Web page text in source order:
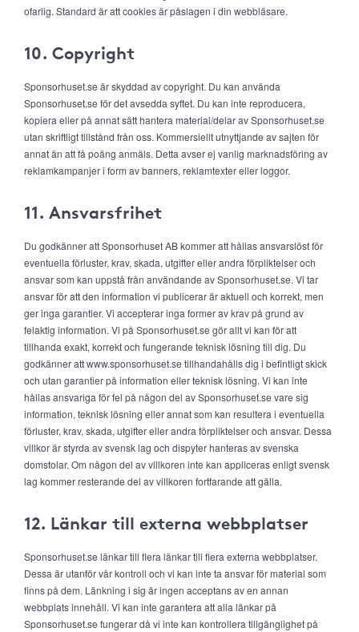
ofarlig. Standard är att cookies är påslagen i din webbläsare.
10. Copyright
Sponsorhuset.se är skyddad av copyright. Du kan använda
Sponsorhuset.se för det avsedda syftet. Du kan inte reproducera,
kopiera eller på annat sätt hantera material/delar av Sponsorhuset.se
utan skriftligt tillstånd från oss. Kommersiellt utnyttjande av sajten för
annat än att få poäng anmäls. Detta avser ej vanlig marknadsföring av
reklamkampanjer i form av banners, reklamtexter eller loggor.
11. Ansvarsfrihet
Du godkänner att Sponsorhuset AB kommer att hållas ansvarslöst för
eventuella förluster, krav, skada, utgifter eller andra förpliktelser och
ansvar som kan uppstå från användande av Sponsorhuset.se. Vi tar
ansvar för att den information vi publicerar är aktuell och korrekt, men
ger inga garantier. Vi accepterar inga former av krav på grund av
felaktig information. Vi på Sponsorhuset.se gör allt vi kan för att
tillhanda exakt, korrekt och fungerande teknisk lösning till dig. Du
godkänner att www.sponsorhuset.se tillhandahålls dig i befintligt skick
och utan garantier på information eller teknisk lösning. Vi kan inte
hållas ansvariga för fel på någon del av Sponsorhuset.se vare sig
information, teknisk lösning eller annat som kan resultera i eventuella
förluster, krav, skada, utgifter eller andra förpliktelser och ansvar. Dessa
villkor är styrda av svensk lag och dispyter hanteras av svenska
domstolar. Om någon del av villkoren inte kan appliceras enligt svensk
lag kommer resterande del av villkoren fortfarande att gälla.
12. Länkar till externa webbplatser
Sponsorhuset.se länkar till flera länkar till flera externa webbplatser.
Dessa är utanför vår kontroll och vi kan inte ta ansvar för material som
finns på dem. Länkning i sig är ingen acceptans av en annan
webbplats innehåll. Vi kan inte garantera att alla länkar på
Sponsorhuset.se fungerar då vi inte kan kontrollera tillgänglighet på